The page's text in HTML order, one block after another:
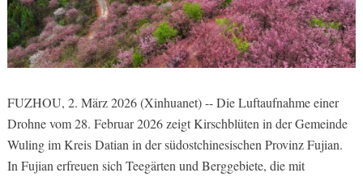
FUZHOU, 2. März 2026 (Xinhuanet) -- Die Luftaufnahme einer
Drohne vom 28. Februar 2026 zeigt Kirschblüten in der Gemeinde
Wuling im Kreis Datian in der südostchinesischen Provinz Fujian.
In Fujian erfreuen sich Teegärten und Berggebiete, die mit